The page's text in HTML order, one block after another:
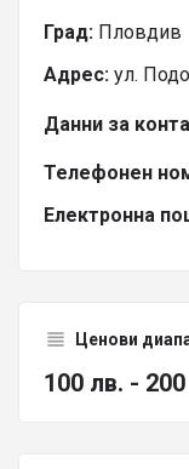
Град: Пловдив
Адрес: ул.
Данни за
Телефонен
Електронна
Ценови
100 лв. -